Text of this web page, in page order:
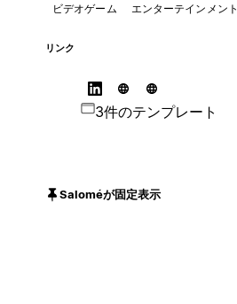
ビデオゲーム エンターテインメント
リンク
3件のテンプレート
Saloméが固定表示